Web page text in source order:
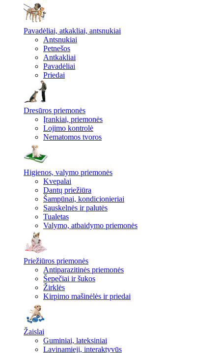
Pavadėliai, atkakliai, antsnukiai
Antsnukiai
Petnešos
Antkakliai
Pavadėliai
Priedai
Dresūros priemonės
Įrankiai, priemonės
Lojimo kontrolė
Nematomos tvoros
Higienos, valymo priemonės
Kvepalai
Dantų priežiūra
Šampūnai, kondicionieriai
Sauskelnės ir palutės
Tualetas
Valymo, atbaidymo priemonės
Priežiūros priemonės
Antiparazitinės priemonės
Šepečiai ir šukos
Žirklės
Kirpimo mašinėlės ir priedai
Žaislai
Guminiai, lateksiniai
Lavinamieji, interaktyvūs